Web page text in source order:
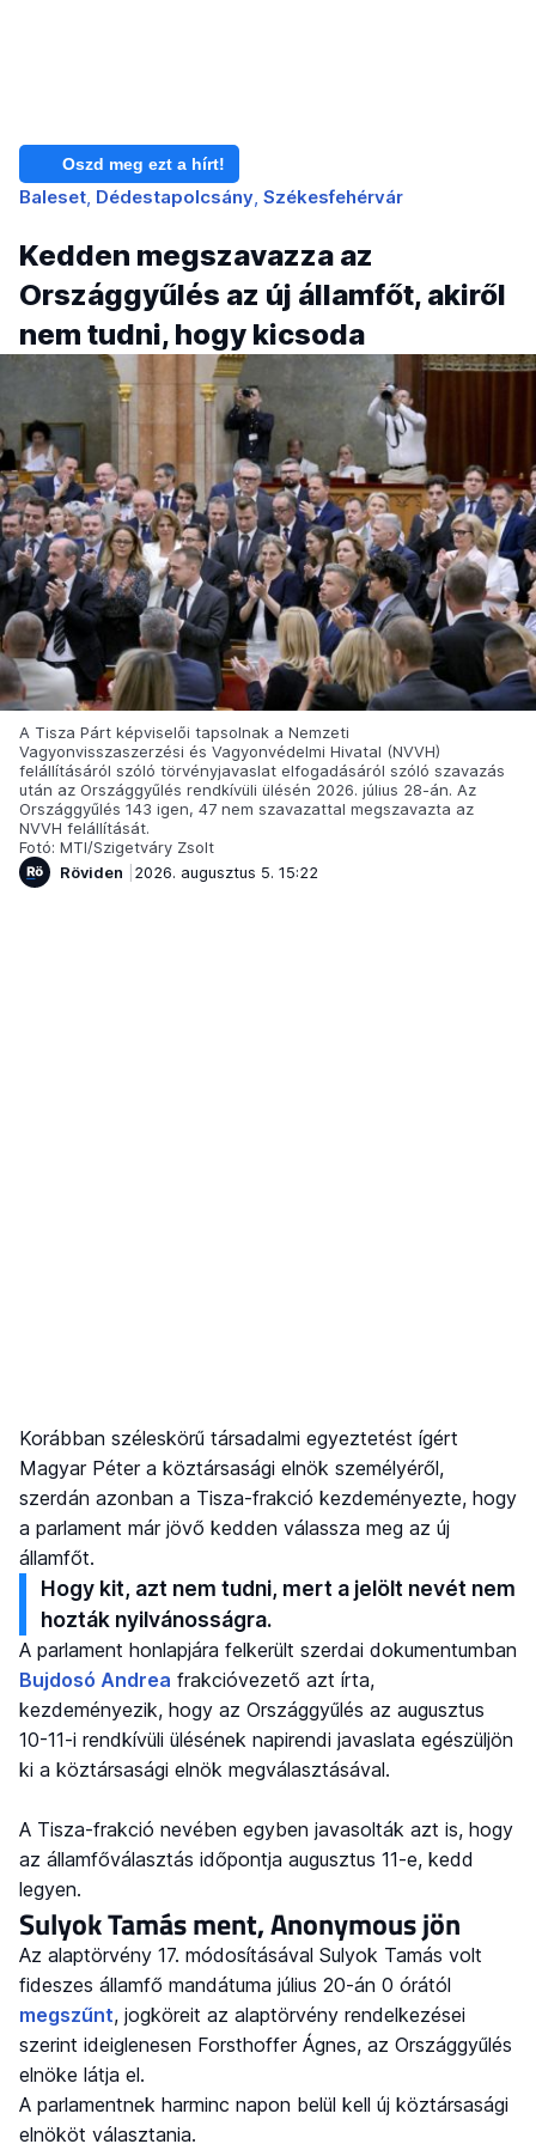
Oszd meg ezt a hírt!
Baleset Dédestapolcsány Székesfehérvár
Kedden megszavazza az
Országgyűlés az új államfőt, akiről
nem tudni, hogy kicsoda
A Tisza Párt képviselői tapsolnak a Nemzeti
Vagyonvisszaszerzési és Vagyonvédelmi Hivatal (NVVH)
felállításáról szóló törvényjavaslat elfogadásáról szóló szavazás
után az Országgyűlés rendkívüli ülésén 2026. július 28-án. Az
Országgyűlés 143 igen, 47 nem szavazattal megszavazta az
NVVH felállítását.
Fotó: MTI/Szigetváry Zsolt
Röviden
2026. augusztus 5. 15:22
Korábban széleskörű társadalmi egyeztetést ígért
Magyar Péter a köztársasági elnök személyéről,
szerdán azonban a Tisza-frakció kezdeményezte, hogy
a parlament már jövő kedden válassza meg az új
államfőt.
Hogy kit, azt nem tudni, mert a jelölt nevét nem
hozták nyilvánosságra.
A parlament honlapjára felkerült szerdai dokumentumban
Bujdosó Andrea frakcióvezető azt írta,
kezdeményezik, hogy az Országgyűlés az augusztus
10-11-i rendkívüli ülésének napirendi javaslata egészüljön
ki a köztársasági elnök megválasztásával.
A Tisza-frakció nevében egyben javasolták azt is, hogy
az államfőválasztás időpontja augusztus 11-e, kedd
legyen.
Sulyok Tamás ment, Anonymous jön
Az alaptörvény 17. módosításával Sulyok Tamás volt
fideszes államfő mandátuma július 20-án 0 órától
megszűnt, jogköreit az alaptörvény rendelkezései
szerint ideiglenesen Forsthoffer Ágnes, az Országgyűlés
elnöke látja el.
A parlamentnek harminc napon belül kell új köztársasági
elnököt választania.